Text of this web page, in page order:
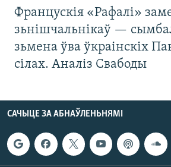
Францускія «Рафалі»
зьнішчальнікаў —
зьмена ўва ўкраінскіх
сілах. Аналіз Свабоды
САЧЫЦЕ ЗА АБНАЎЛЕНЬНЯМІ